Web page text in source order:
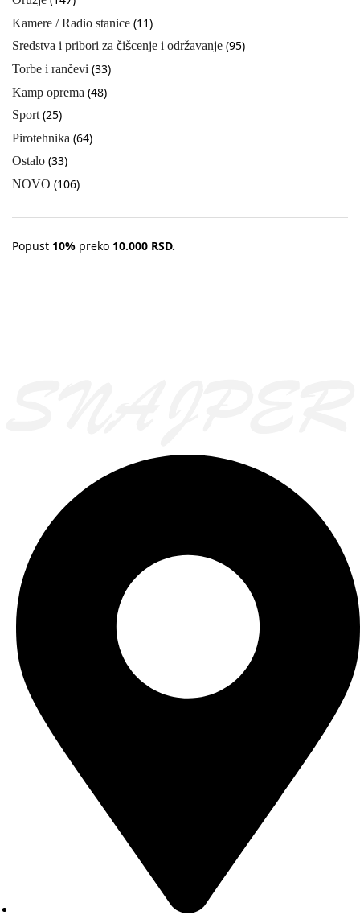
Kamere / Radio stanice (11)
Sredstva i pribori za čišcenje i održavanje (95)
Torbe i rančevi (33)
Kamp oprema (48)
Sport (25)
Pirotehnika (64)
Ostalo (33)
NOVO (106)
Popust 10% preko 10.000 RSD.